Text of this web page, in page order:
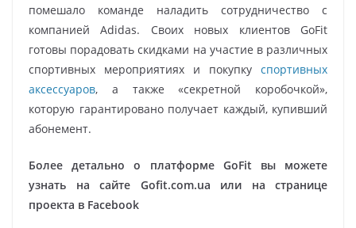
помешало команде наладить сотрудничество с
компанией Adidas. Своих новых клиентов GoFit
готовы порадовать скидками на участие в различных
спортивных мероприятиях и покупку спортивных
аксессуаров, а также «секретной коробочкой»,
которую гарантировано получает каждый, купивший
абонемент.
Более детально о платформе GoFit вы можете
узнать на сайте Gofit.com.ua или на странице
проекта в Facebook